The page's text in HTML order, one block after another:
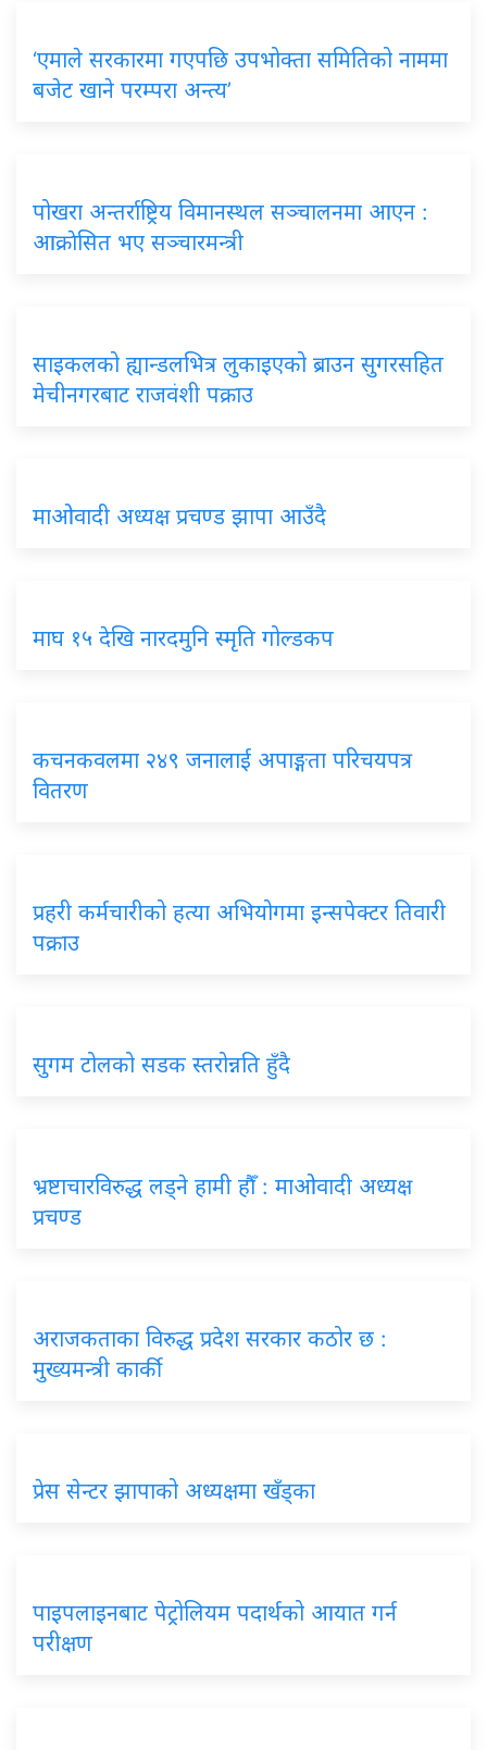
‘एमाले सरकारमा गएपछि उपभोक्ता समितिको नाममा
बजेट खाने परम्परा अन्त्य’
पोखरा अन्तर्राष्ट्रिय विमानस्थल सञ्चालनमा आएन :
आक्राेसित भए सञ्चारमन्त्री
साइकलको ह्यान्डलभित्र लुकाइएको ब्राउन सुगरसहित
मेचीनगरबाट राजवंशी पक्राउ
माओवादी अध्यक्ष प्रचण्ड झापा आउँदै
माघ १५ देखि नारदमुनि स्मृति गोल्डकप
कचनकवलमा २४९ जनालाई अपाङ्गता परिचयपत्र
वितरण
प्रहरी कर्मचारीको हत्या अभियोगमा इन्सपेक्टर तिवारी
पक्राउ
सुगम टोलको सडक स्तरोन्नति हुँदै
भ्रष्टाचारविरुद्ध लड्ने हामी हौँ : माओवादी अध्यक्ष
प्रचण्ड
अराजकताका विरुद्ध प्रदेश सरकार कठोर छ :
मुख्यमन्त्री कार्की
प्रेस सेन्टर झापाको अध्यक्षमा खँड्का
पाइपलाइनबाट पेट्रोलियम पदार्थको आयात गर्न
परीक्षण